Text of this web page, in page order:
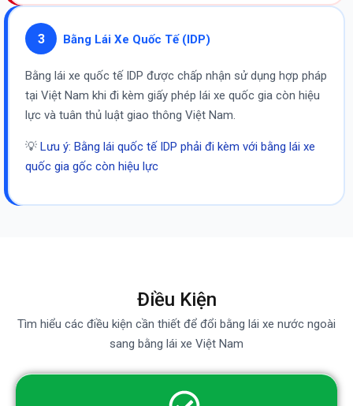
3 Bằng Lái Xe Quốc Tế (IDP)
Bằng lái xe quốc tế IDP được chấp nhận sử dụng hợp pháp
tại Việt Nam khi đi kèm giấy phép lái xe quốc gia còn hiệu
lực và tuân thủ luật giao thông Việt Nam.
💡 Lưu ý: Bằng lái quốc tế IDP phải đi kèm với bằng lái xe
quốc gia gốc còn hiệu lực
Điều Kiện
Tìm hiểu các điều kiện cần thiết để đổi bằng lái xe nước ngoài
sang bằng lái xe Việt Nam